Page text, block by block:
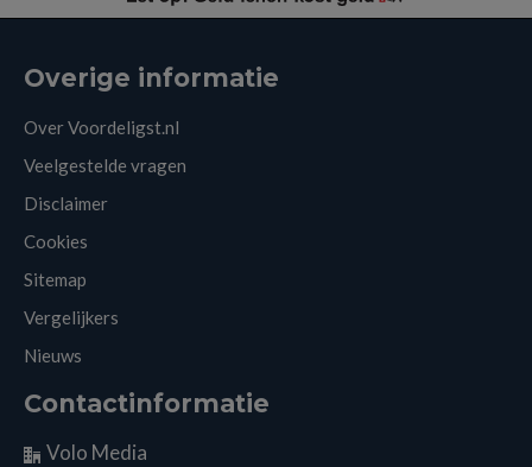
Overige informatie
Over Voordeligst.nl
Veelgestelde vragen
Disclaimer
Cookies
Sitemap
Vergelijkers
Nieuws
Contactinformatie
Volo Media